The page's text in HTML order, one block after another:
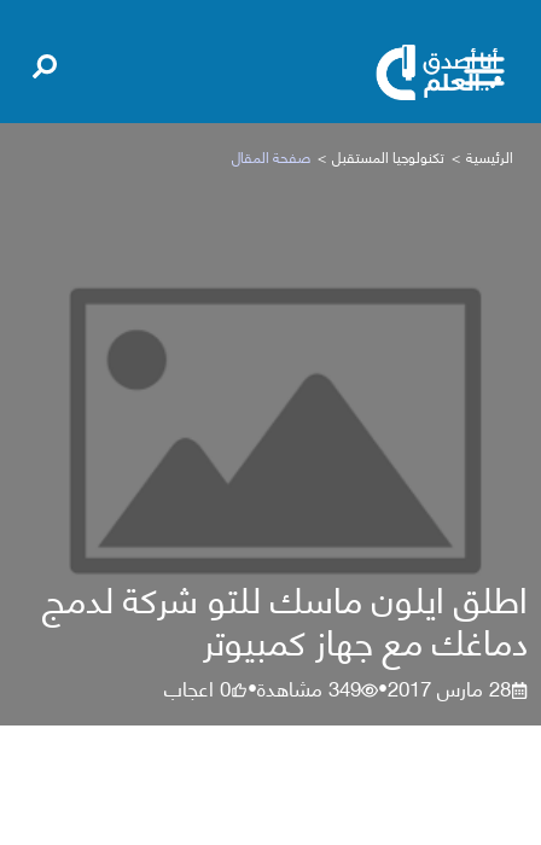
الرئيسية تكنولوجيا المستقبل صفحة المقال
اطلق ايلون ماسك للتو شركة لدمج
دماغك مع جهاز كمبيوتر
28 مارس 2017 •
349مشاهدة•
0اعجاب